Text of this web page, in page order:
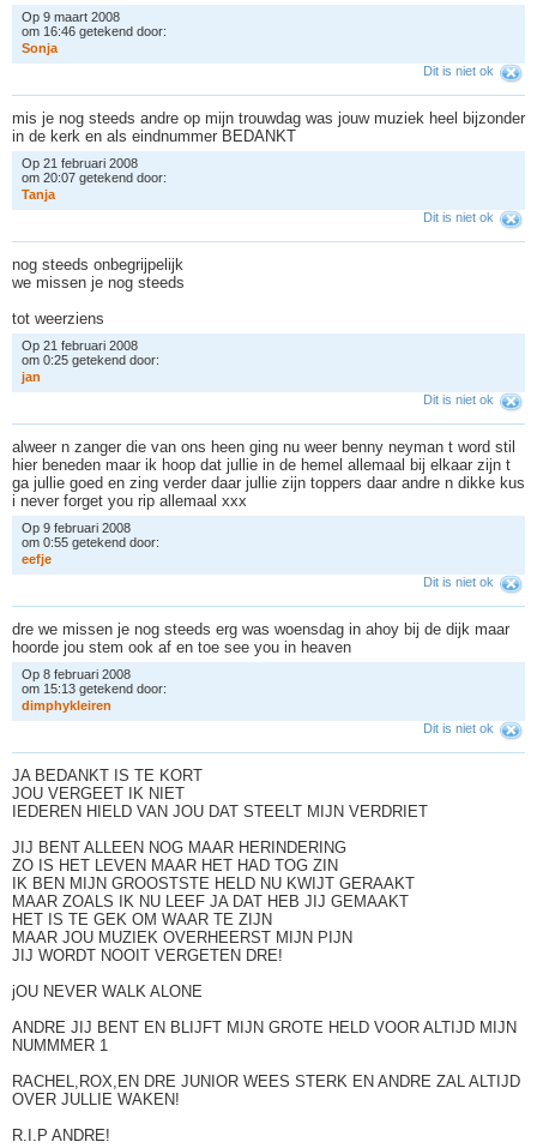
Op 9 maart 2008
om 16:46 getekend door:
Sonja
Dit is niet ok
mis je nog steeds andre op mijn trouwdag was jouw muziek heel bijzonder
in de kerk en als eindnummer BEDANKT
Op 21 februari 2008
om 20:07 getekend door:
Tanja
Dit is niet ok
nog steeds onbegrijpelijk
we missen je nog steeds
tot weerziens
Op 21 februari 2008
om 0:25 getekend door:
jan
Dit is niet ok
alweer n zanger die van ons heen ging nu weer benny neyman t word stil
hier beneden maar ik hoop dat jullie in de hemel allemaal bij elkaar zijn t
ga jullie goed en zing verder daar jullie zijn toppers daar andre n dikke kus
i never forget you rip allemaal xxx
Op 9 februari 2008
om 0:55 getekend door:
eefje
Dit is niet ok
dre we missen je nog steeds erg was woensdag in ahoy bij de dijk maar
hoorde jou stem ook af en toe see you in heaven
Op 8 februari 2008
om 15:13 getekend door:
dimphykleiren
Dit is niet ok
JA BEDANKT IS TE KORT
JOU VERGEET IK NIET
IEDEREN HIELD VAN JOU DAT STEELT MIJN VERDRIET
JIJ BENT ALLEEN NOG MAAR HERINDERING
ZO IS HET LEVEN MAAR HET HAD TOG ZIN
IK BEN MIJN GROOSTSTE HELD NU KWIJT GERAAKT
MAAR ZOALS IK NU LEEF JA DAT HEB JIJ GEMAAKT
HET IS TE GEK OM WAAR TE ZIJN
MAAR JOU MUZIEK OVERHEERST MIJN PIJN
JIJ WORDT NOOIT VERGETEN DRE!
jOU NEVER WALK ALONE
ANDRE JIJ BENT EN BLIJFT MIJN GROTE HELD VOOR ALTIJD MIJN
NUMMMER 1
RACHEL,ROX,EN DRE JUNIOR WEES STERK EN ANDRE ZAL ALTIJD
OVER JULLIE WAKEN!
R.I.P ANDRE!